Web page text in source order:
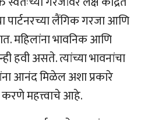
लैंगिक गरजा आणि
महिलांना भावनिक आणि
हवी असते. त्यांच्या भावनांचा
आनंद मिळेल अशा प्रकारे
महत्त्वाचे आहे.